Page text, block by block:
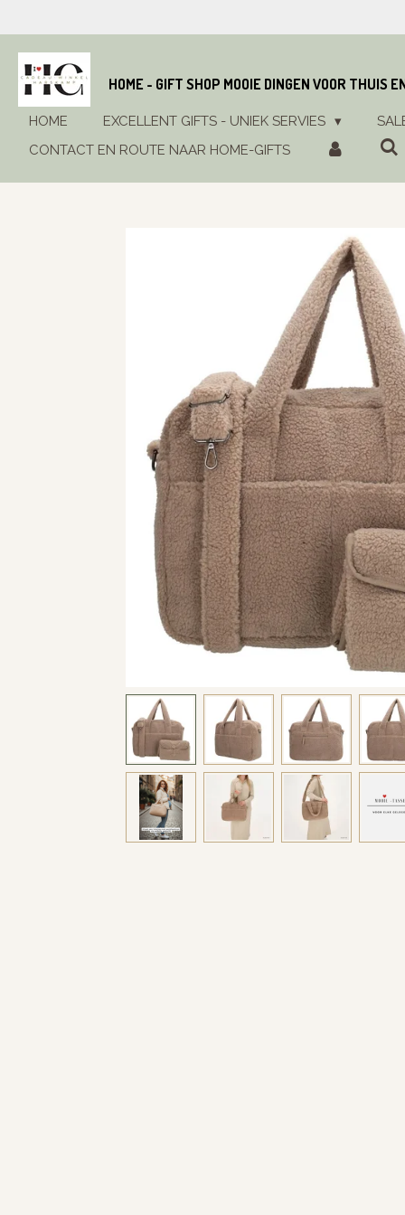
direct
naar
de
hoofdinhoud
HOME - GIFT SHOP MOOIE DINGEN VOOR THUIS
HOME EXCELLENT GIFTS - UNIEK SERVIES
CONTACT EN ROUTE NAAR HOME-GIFTS